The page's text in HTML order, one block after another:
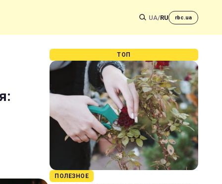
UA/RU rbc.ua
ТОП
ПОЛЕЗНОЕ